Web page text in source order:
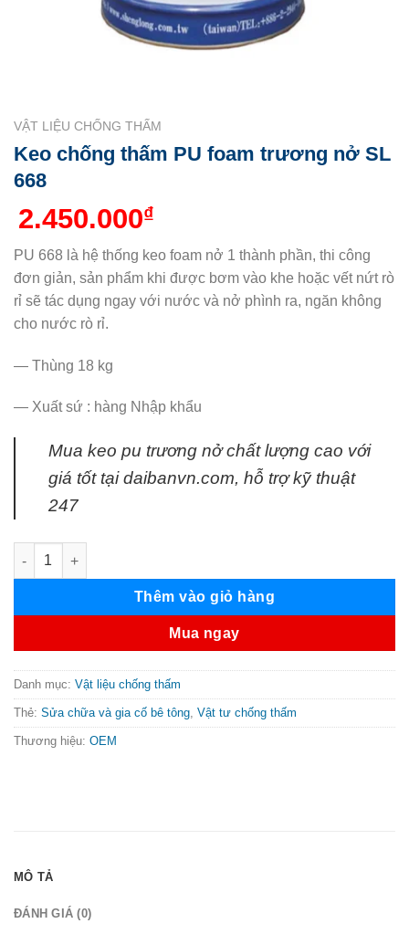
VẬT LIỆU CHỐNG THẤM
Keo chống thấm PU foam trương nở SL
668
2.450.000₫
PU 668 là hệ thống keo foam nở 1 thành phần, thi công
đơn giản, sản phẩm khi được bơm vào khe hoặc vết nứt rò
rỉ sẽ tác dụng ngay với nước và nở phình ra, ngăn không
cho nước rò rỉ.
— Thùng 18 kg
— Xuất sứ : hàng Nhập khẩu
Mua keo pu trương nở chất lượng cao với
giá tốt tại daibanvn.com, hỗ trợ kỹ thuật
247
Keo chống thấm PU foam trương nở SL 668 số lượng
Thêm vào giỏ hàng
Mua ngay
Danh mục: Vật liệu chống thấm
Thẻ: Sửa chữa và gia cố bê tông, Vật tư chống thấm
Thương hiệu: OEM
MÔ TẢ
ĐÁNH GIÁ (0)